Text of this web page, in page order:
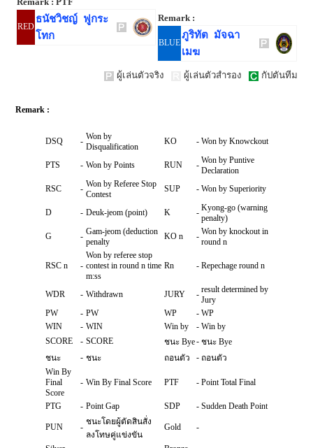
RED
ธนัชวิชญ์ ฟูกระ
โทก
Remark :
BLUE
ภูริทัต มัจฉา
เมฆ
ผู้เล่นตัวจริง ผู้เล่นตัวสำรอง กัปตันทีม
Remark :
DSQ - Won by
Disqualification
KO - Won by Knowckout
PTS - Won by Points RUN - Won by Puntive
Declaration
RSC
- Won by Referee Stop
Contest
SUP - Won by Superiority
D - Deuk-jeom (point) K - Kyong-go (warning
penalty)
G
- Gam-jeom (deduction
penalty
KO n - Won by knockout in
round n
RSC n -
Won by referee stop
contest in round n time
m:ss
Rn - Repechage round n
WDR - Withdrawn JURY - result determined by
Jury
PW
- PW WP - WP
WIN
- WIN Win by - Win by
SCORE
- SCORE ชนะ Bye- ชนะ Bye
ชนะ
- ชนะ ถอนตัว - ถอนตัว
Win By
Final
Score
- Win By Final Score PTF - Point Total Final
PTG - Point Gap SDP - Sudden Death Point
PUN -
ชนะโดยผู้ตัดสินสั่ง
ลงโทษคู่แข่งขัน
Gold -